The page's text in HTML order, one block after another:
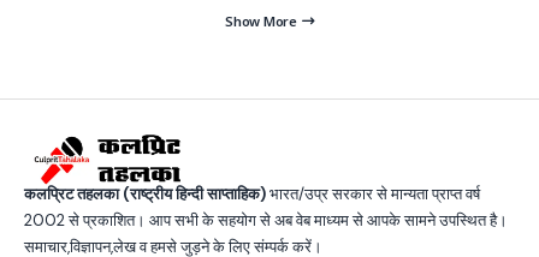
Show More
कलप्रिट तहलका (राष्ट्रीय हिन्दी साप्ताहिक)भारत/उप्र सरकार से मान्यता प्राप्त वर्ष
2002 से प्रकाशित। आप सभी के सहयोग से अब वेब माध्यम से आपके सामने उपस्थित है।
समाचार,विज्ञापन,लेख व हमसे जुड़ने के लिए संम्पर्क करें।